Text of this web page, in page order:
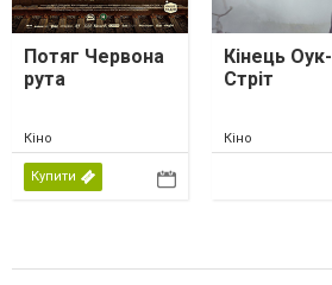
Потяг Червона
рута
Кіно
Купити
Кінець Оук-
Стріт
Кіно